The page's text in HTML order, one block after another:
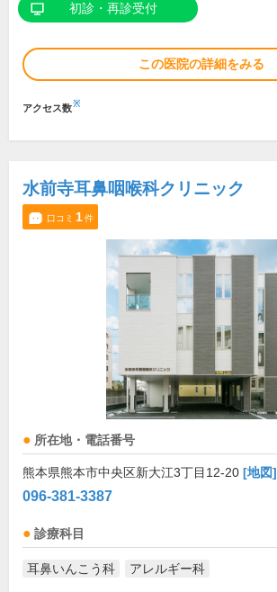
初診・再診受付
この医院の詳細をみる
アクセス数※
水前寺耳鼻咽喉科クリニック
口コミ 1件
所在地・電話番号
熊本県熊本市中央区新大江3丁目12-20 [地図]
096-381-3387
診療科目
耳鼻いんこう科 アレルギー科